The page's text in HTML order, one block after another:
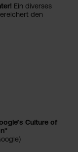
Ein diverses
den
Culture of